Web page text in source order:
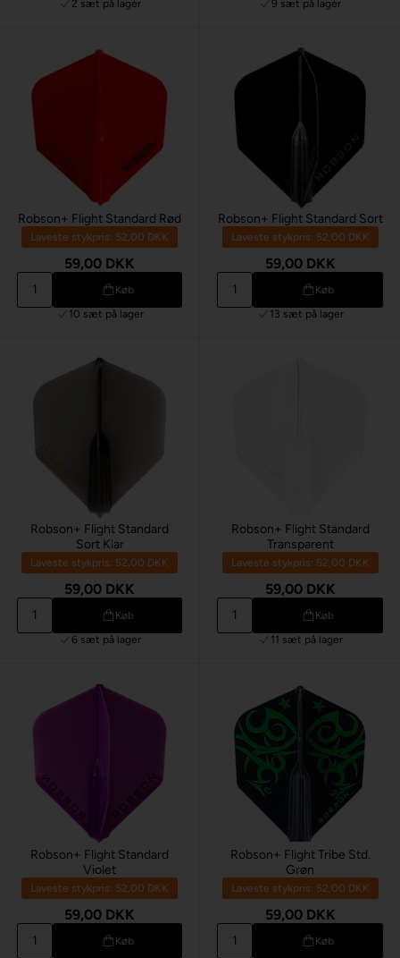
2 sæt på lager 9 sæt på lager
Robson+ Flight Standard Rød
Laveste stykpris: 52,00 DKK
59,00 DKK
Køb
10 sæt på lager
Robson+ Flight Standard Sort
Laveste stykpris: 52,00 DKK
59,00 DKK
Køb
13 sæt på lager
Robson+ Flight Standard
Sort Klar
Laveste stykpris: 52,00 DKK
59,00 DKK
Køb
6 sæt på lager
Robson+ Flight Standard
Transparent
Laveste stykpris: 52,00 DKK
59,00 DKK
Køb
11 sæt på lager
Robson+ Flight Standard
Violet
Laveste stykpris: 52,00 DKK
59,00 DKK
Køb
Robson+ Flight Tribe Std.
Grøn
Laveste stykpris: 52,00 DKK
59,00 DKK
Køb